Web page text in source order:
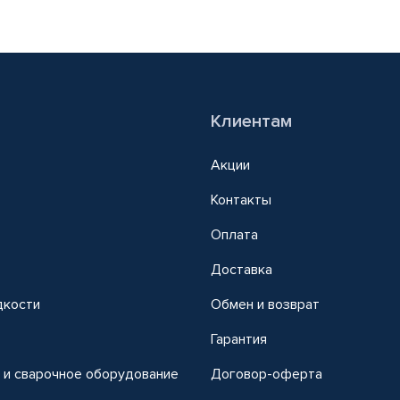
сварочное оборудование
Клиентам
Акции
Контакты
Оплата
Доставка
Обмен и возврат
Гарантия
Договор-оферта